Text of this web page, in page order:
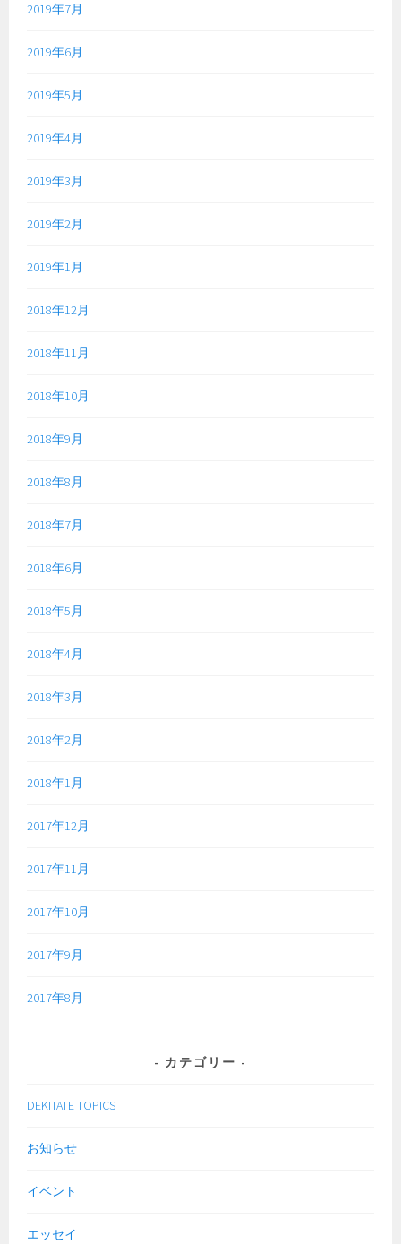
2019年7月
2019年6月
2019年5月
2019年4月
2019年3月
2019年2月
2019年1月
2018年12月
2018年11月
2018年10月
2018年9月
2018年8月
2018年7月
2018年6月
2018年5月
2018年4月
2018年3月
2018年2月
2018年1月
2017年12月
2017年11月
2017年10月
2017年9月
2017年8月
カテゴリー
DEKITATE TOPICS
お知らせ
イベント
エッセイ